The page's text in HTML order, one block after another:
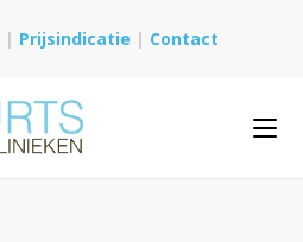
| Prijsindicatie | Contact